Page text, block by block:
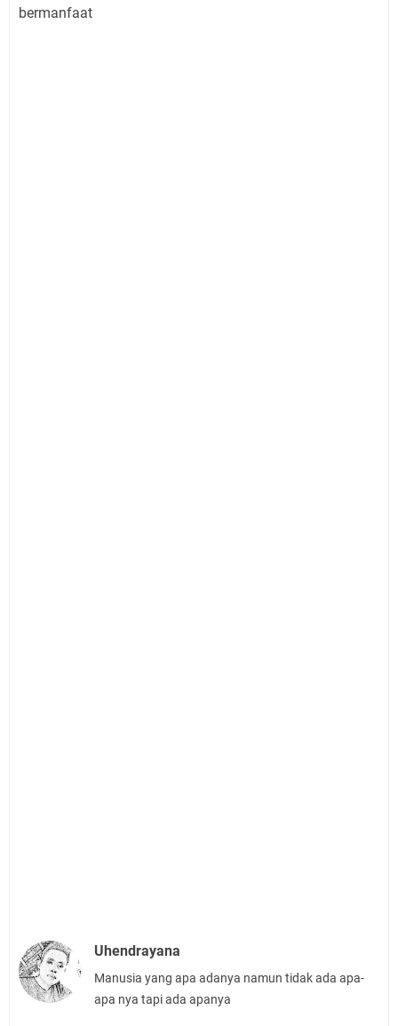
bermanfaat
Uhendrayana
Manusia yang apa adanya namun tidak ada apa-
apa nya tapi ada apanya